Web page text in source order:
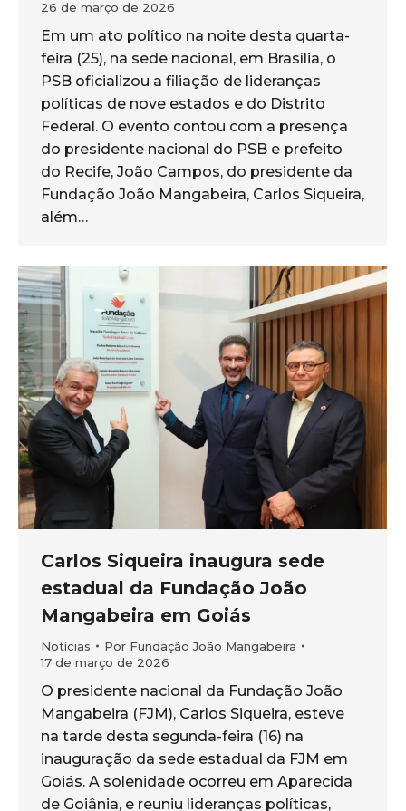
26 de março de 2026
Em um ato político na noite desta quarta-
feira (25), na sede nacional, em Brasília, o
PSB oficializou a filiação de lideranças
políticas de nove estados e do Distrito
Federal. O evento contou com a presença
do presidente nacional do PSB e prefeito
do Recife, João Campos, do presidente da
Fundação João Mangabeira, Carlos Siqueira,
além…
Carlos Siqueira inaugura sede
estadual da Fundação João
Mangabeira em Goiás
Notícias Por Fundação João Mangabeira
17 de março de 2026
O presidente nacional da Fundação João
Mangabeira (FJM), Carlos Siqueira, esteve
na tarde desta segunda-feira (16) na
inauguração da sede estadual da FJM em
Goiás. A solenidade ocorreu em Aparecida
de Goiânia, e reuniu lideranças políticas,